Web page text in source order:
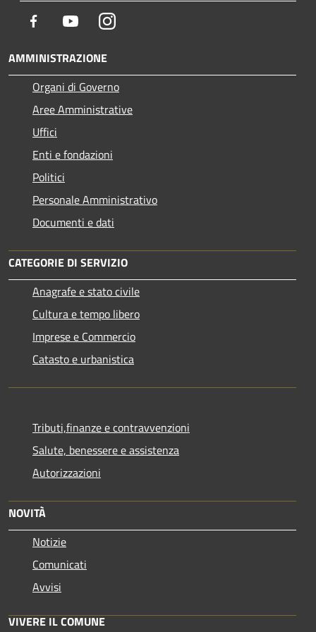
Facebook YoutubeInstagram
AMMINISTRAZIONE
Organi di Governo
Aree Amministrative
Uffici
Enti e fondazioni
Politici
Personale Amministrativo
Documenti e dati
CATEGORIE DI SERVIZIO
Anagrafe e stato civile
Cultura e tempo libero
Imprese e Commercio
Catasto e urbanistica
Tributi,finanze e contravvenzioni
Salute, benessere e assistenza
Autorizzazioni
NOVITÀ
Notizie
Comunicati
Avvisi
VIVERE IL COMUNE